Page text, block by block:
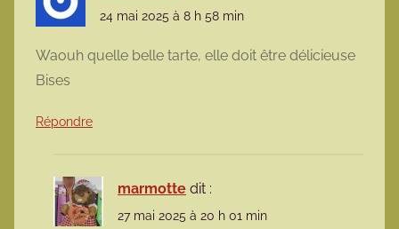
24 mai 2025 à 8 h 58 min
Waouh quelle belle tarte, elle doit être délicieuse
Bises
Répondre
marmotte dit :
27 mai 2025 à 20 h 01 min